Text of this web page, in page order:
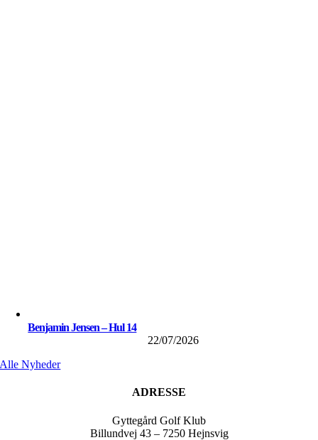
Benjamin Jensen – Hul 14
22/07/2026
Alle Nyheder
ADRESSE
Gyttegård Golf Klub
Billundvej 43 – 7250 Hejnsvig